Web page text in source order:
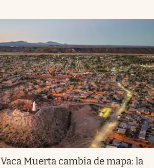
Vaca Muerta cambia de mapa: la